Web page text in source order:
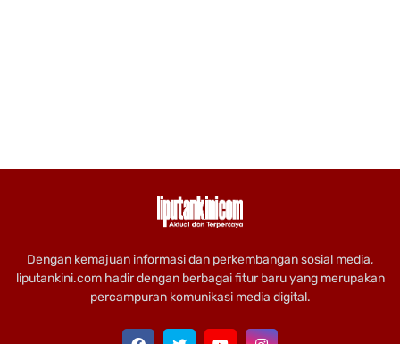
Dengan kemajuan informasi dan perkembangan sosial media,
liputankini.com hadir dengan berbagai fitur baru yang merupakan
percampuran komunikasi media digital.